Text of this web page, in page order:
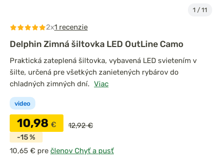
1 / 11
2x1 recenzie
Delphin Zimná šiltovka LED OutLine Camo
video
Praktická zateplená šiltovka, vybavená LED svietením v
šilte, určená pre všetkých zanietených rybárov do
chladných zimných dní. Viac
10,98 €
12,92 €
-15 %
pre členov Chyť a pusť